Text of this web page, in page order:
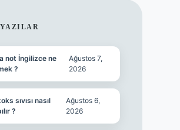
not İngilizce ne
?
Ağustos 7,
2026
sıvısı nasıl
?
Ağustos 6,
2026
https://